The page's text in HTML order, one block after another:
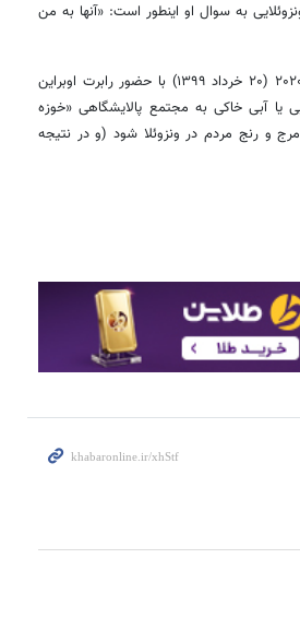
به سوال او اینطور است: «آنها به من
رئیس پیشین پنتاگون از نشست دیگری در کاخ سفید در تاریخ ۹ ژوئن ۲۰۲۰ (۲۰ خرداد ۱۳۹۹) با حضور رابرت اوبراین
یا آبی خاکی به مجتمع پالایشگاهی «خوزه
و رنج مردم در ونزوئلا شود (و در نتیجه